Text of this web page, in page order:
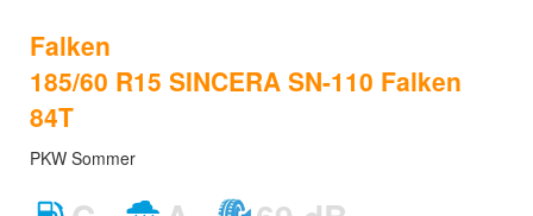
Falken
185/60 R15 SINCERA SN-110 Falken
84T
PKW Sommer